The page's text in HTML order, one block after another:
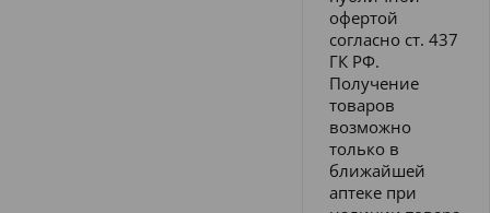
офертой
согласно ст. 437
ГК РФ.
Получение
товаров
возможно
только в
ближайшей
аптеке при